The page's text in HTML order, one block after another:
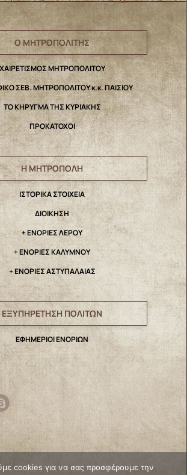
Ο ΜΗΤΡΟΠΟΛΙΤΗΣ
ΧΑΙΡΕΤΙΣΜΟΣ ΜΗΤΡΟΠΟΛΙΤΟΥ
ΣΕΒ. ΜΗΤΡΟΠΟΛΙΤΟΥ κ.κ. ΠΑΙΣΙΟΥ
ΤΟ ΚΗΡΥΓΜΑ ΤΗΣ ΚΥΡΙΑΚΗΣ
ΠΡΟΚΑΤΟΧΟΙ
Η ΜΗΤΡΟΠΟΛΗ
IΣΤΟΡΙΚΑ ΣΤΟΙΧΕΙΑ
ΔΙΟΙΚΗΣΗ
+ ΕΝΟΡΙΕΣ ΛΕΡΟΥ
+ ΕΝΟΡΙΕΣ ΚΑΛΥΜΝΟΥ
+ ΕΝΟΡΙΕΣ ΑΣΤΥΠΑΛΑΙΑΣ
ΕΞΥΠΗΡΕΤΗΣΗ ΠΟΛΙΤΩΝ
ΕΦΗΜΕΡΙΟΙ ΕΝΟΡΙΩΝ
cookies για να σας προσφέρουμε την